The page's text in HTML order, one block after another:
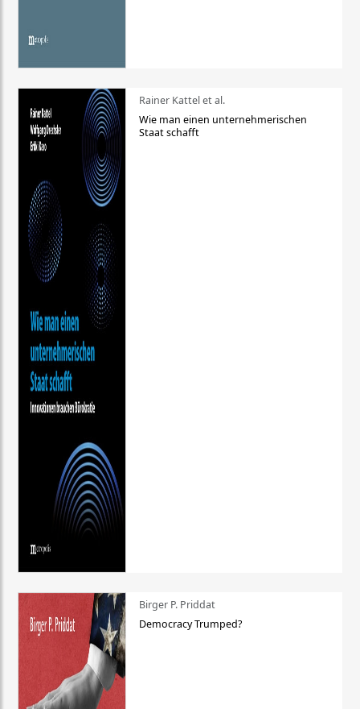
Rainer Kattel et al.
Wie man einen unternehmerischen
Staat schafft
Birger P. Priddat
Democracy Trumped?